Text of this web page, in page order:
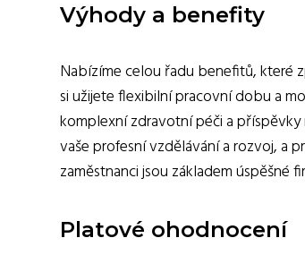
Výhody a benefity
Nabízíme celou řadu benefitů, které
si užijete flexibilní pracovní dobu a
komplexní zdravotní péči a
vaše profesní vzdělávání a rozvoj, a
zaměstnanci jsou základem úspěšné
Platové ohodnocení